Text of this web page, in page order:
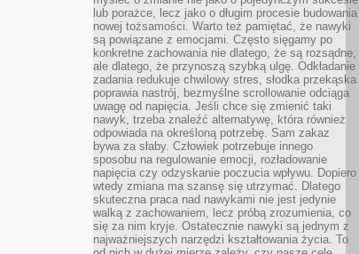
lub porażce, lecz jako o długim procesie budowania
nowej tożsamości. Warto też pamiętać, że nawyki
są powiązane z emocjami. Często sięgamy po
konkretne zachowania nie dlatego, że są rozsądne,
ale dlatego, że przynoszą szybką ulgę. Odkładanie
zadania redukuje chwilowy stres, słodka przekąska
poprawia nastrój, bezmyślne scrollowanie odciąga
uwagę od napięcia. Jeśli chce się zmienić taki
nawyk, trzeba znaleźć alternatywę, która również
odpowiada na określoną potrzebę. Sam zakaz
bywa za słaby. Człowiek potrzebuje innego
sposobu na regulowanie emocji, rozładowanie
napięcia czy odzyskanie poczucia wpływu. Dopiero
wtedy zmiana ma szansę się utrzymać. Dlatego
skuteczna praca nad nawykami nie jest jedynie
walką z zachowaniem, lecz próbą zrozumienia, co
się za nim kryje. Ostatecznie nawyki są jednym z
najważniejszych narzędzi kształtowania życia. To